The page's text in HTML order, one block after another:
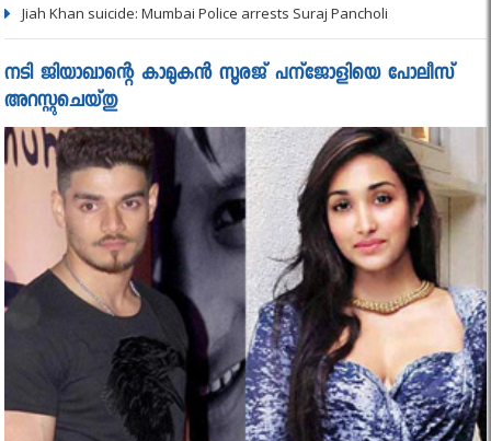
Jiah Khan suicide: Mumbai Police arrests Suraj Pancholi
നടി ജിയാഖാന്റെ കാമുകന്‍ സൂരജ് പന്ജോളിയെ പോലീസ്
അറസ്റ്റുചെയ്തു